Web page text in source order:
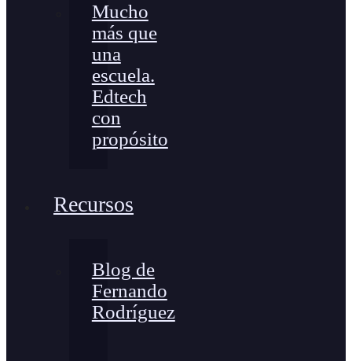
Mucho
más que
una
escuela.
Edtech
con
propósito
Recursos
Blog de
Fernando
Rodríguez